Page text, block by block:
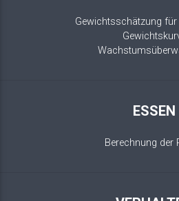
Gewichtsschätzung
ESSEN
Berechnung der